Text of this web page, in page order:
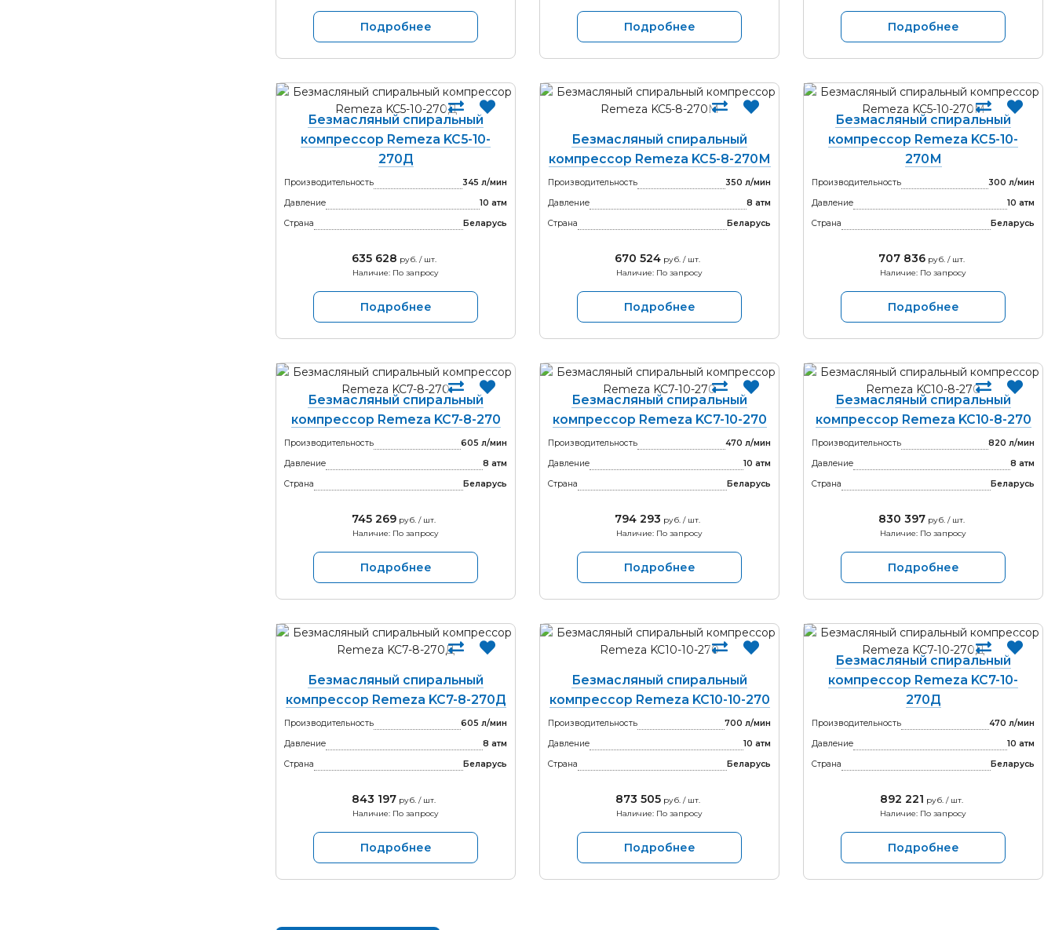
Подробнее Подробнее Подробнее
Безмасляный спиральный
компрессор Remeza KC5-10-
270Д
Производительность
345 л/мин
Давление
10 атм
Страна
Беларусь
635 628 руб. / шт.
Наличие: По запросу
Подробнее
Безмасляный спиральный
компрессор Remeza KC5-8-270М
Производительность
350 л/мин
Давление
8 атм
Страна
Беларусь
670 524 руб. / шт.
Наличие: По запросу
Подробнее
Безмасляный спиральный
компрессор Remeza KC5-10-
270М
Производительность
300 л/мин
Давление
10 атм
Страна
Беларусь
707 836руб. / шт.
Наличие: По запросу
Подробнее
Безмасляный спиральный
компрессор Remeza KC7-8-270
Производительность
605 л/мин
Давление
8 атм
Страна
Беларусь
745 269 руб. / шт.
Наличие: По запросу
Подробнее
Безмасляный спиральный
компрессор Remeza KC7-10-270
Производительность
470 л/мин
Давление
10 атм
Страна
Беларусь
794 293 руб. / шт.
Наличие: По запросу
Подробнее
Безмасляный спиральный
компрессор Remeza KC10-8-270
Производительность
820 л/мин
Давление
8 атм
Страна
Беларусь
830 397руб. / шт.
Наличие: По запросу
Подробнее
Безмасляный спиральный
компрессор Remeza KC7-8-270Д
Производительность
605 л/мин
Давление
8 атм
Страна
Беларусь
843 197 руб. / шт.
Наличие: По запросу
Подробнее
Безмасляный спиральный
компрессор Remeza KC10-10-270
Производительность
700 л/мин
Давление
10 атм
Страна
Беларусь
873 505руб. / шт.
Наличие: По запросу
Подробнее
Безмасляный спиральный
компрессор Remeza KC7-10-
270Д
Производительность
470 л/мин
Давление
10 атм
Страна
Беларусь
892 221 руб. / шт.
Наличие: По запросу
Подробнее